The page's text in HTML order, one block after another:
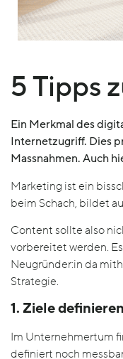
5 Tipps
Ein Merkmal des
Internetzugriff. Dies
Massnahmen. Auch
Marketing ist ein
beim Schach, bildet
Content sollte also
vorbereitet werden.
Neugründer:in da
Strategie.
1. Ziele definieren
Im Unternehmertum
definiert noch